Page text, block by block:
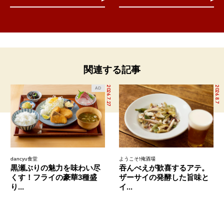
関連する記事
2026.7.27
AD
dancyu食堂
黒瀬ぶりの魅力を味わい尽
くす！フライの豪華3種盛
り...
2026.8.7
ようこそ!俺酒場
吞んべえが歓喜するアテ。
ザーサイの発酵した旨味と
イ...